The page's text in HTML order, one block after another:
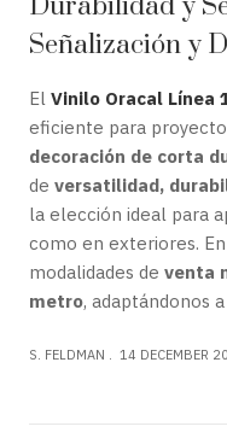
Durabilidad y
Señalización y
El Vinilo Oracal Línea
eficiente para
decoración de corta
de versatilidad,
la elección ideal para
como en exteriores. En
modalidades de venta
metro, adaptándonos
S. FELDMAN 14 DECEMBER